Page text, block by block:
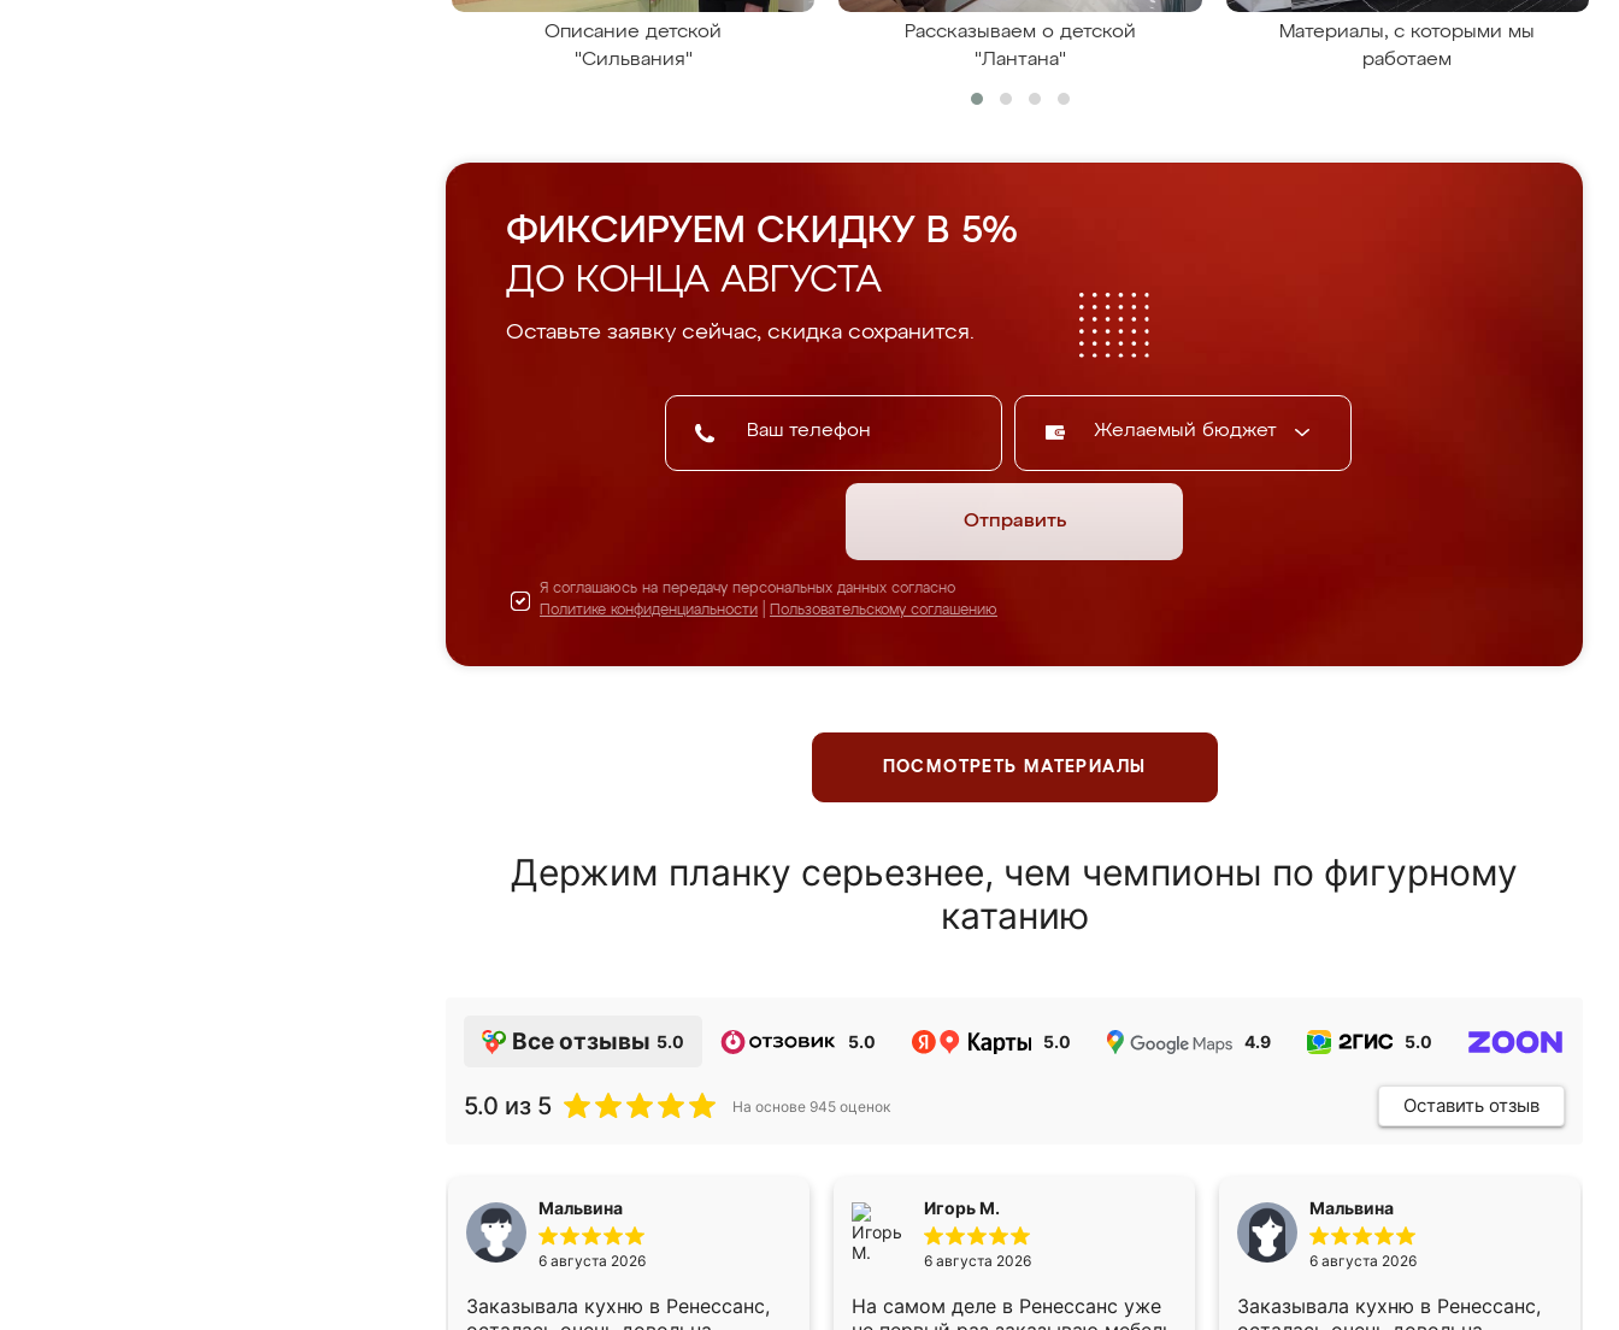
Описание детской
"Сильвания"
Рассказываем о детской
"Лантана"
Материалы, с которыми мы
работаем
ФИКСИРУЕМ СКИДКУ В 5%
ДО КОНЦА АВГУСТА
Оставьте заявку сейчас, скидка сохранится.
Желаемый бюджет
Отправить
Я соглашаюсь на передачу персональных данных согласно
Политике конфиденциальности
Пользовательскому соглашению
ПОСМОТРЕТЬ МАТЕРИАЛЫ
Держим планку серьезнее, чем чемпионы по фигурному
катанию
Все отзывы 5.0 5.0 5.0 4.9 5.0
5.0 из 5 На основе 945 оценок Оставить отзыв
Мальвина
6 августа 2026
Заказывала кухню в Ренессанс,
Игорь М.
6 августа 2026
На самом деле в Ренессанс уже
Мальвина
6 августа 2026
Заказывала кухню в Ренессанс,